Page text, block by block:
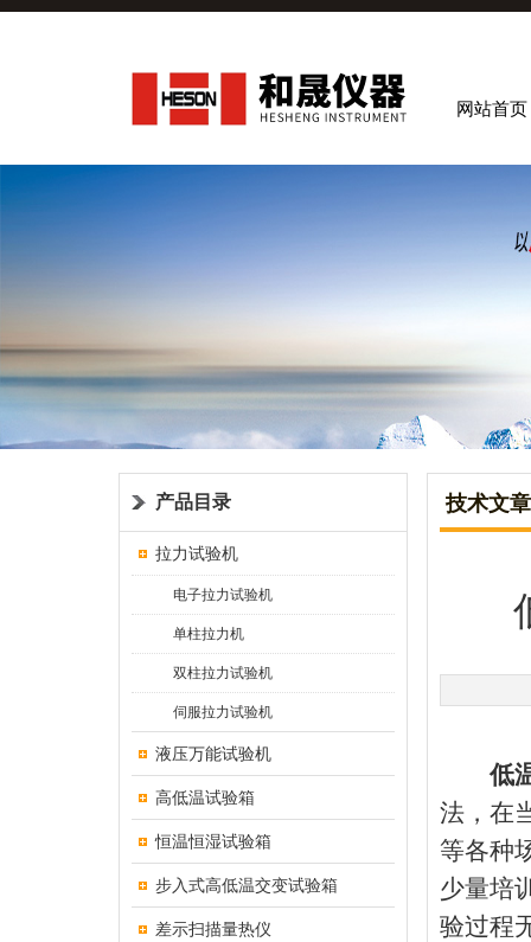
网站首页
产品目录
拉力试验机
电子拉力试验机
单柱拉力机
双柱拉力试验机
伺服拉力试验机
液压万能试验机
高低温试验箱
恒温恒湿试验箱
步入式高低温交变试验箱
差示扫描量热仪
技术文章
低
法，在
等各种
少量培
验过程